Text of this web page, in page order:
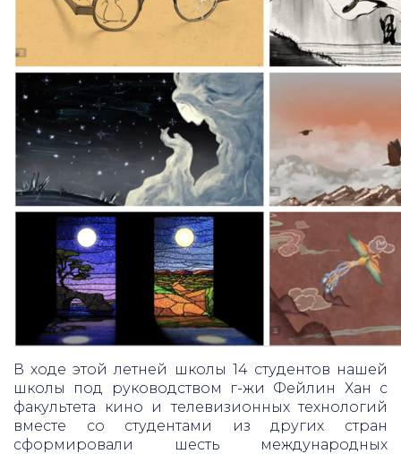
В ходе этой летней школы 14 студентов нашей
школы под руководством г-жи Фейлин Хан с
факультета кино и телевизионных технологий
вместе со студентами из других стран
сформировали шесть международных